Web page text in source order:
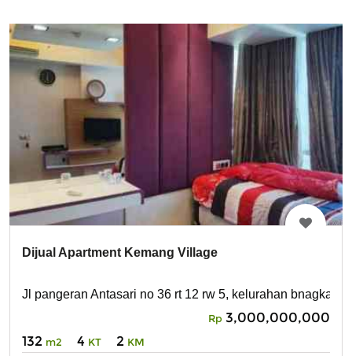
Dijual Apartment Kemang Village
Jl pangeran Antasari no 36 rt 12 rw 5, kelurahan bnagka,
Rp 3,000,000,000
132 m2 4 KT 2 KM